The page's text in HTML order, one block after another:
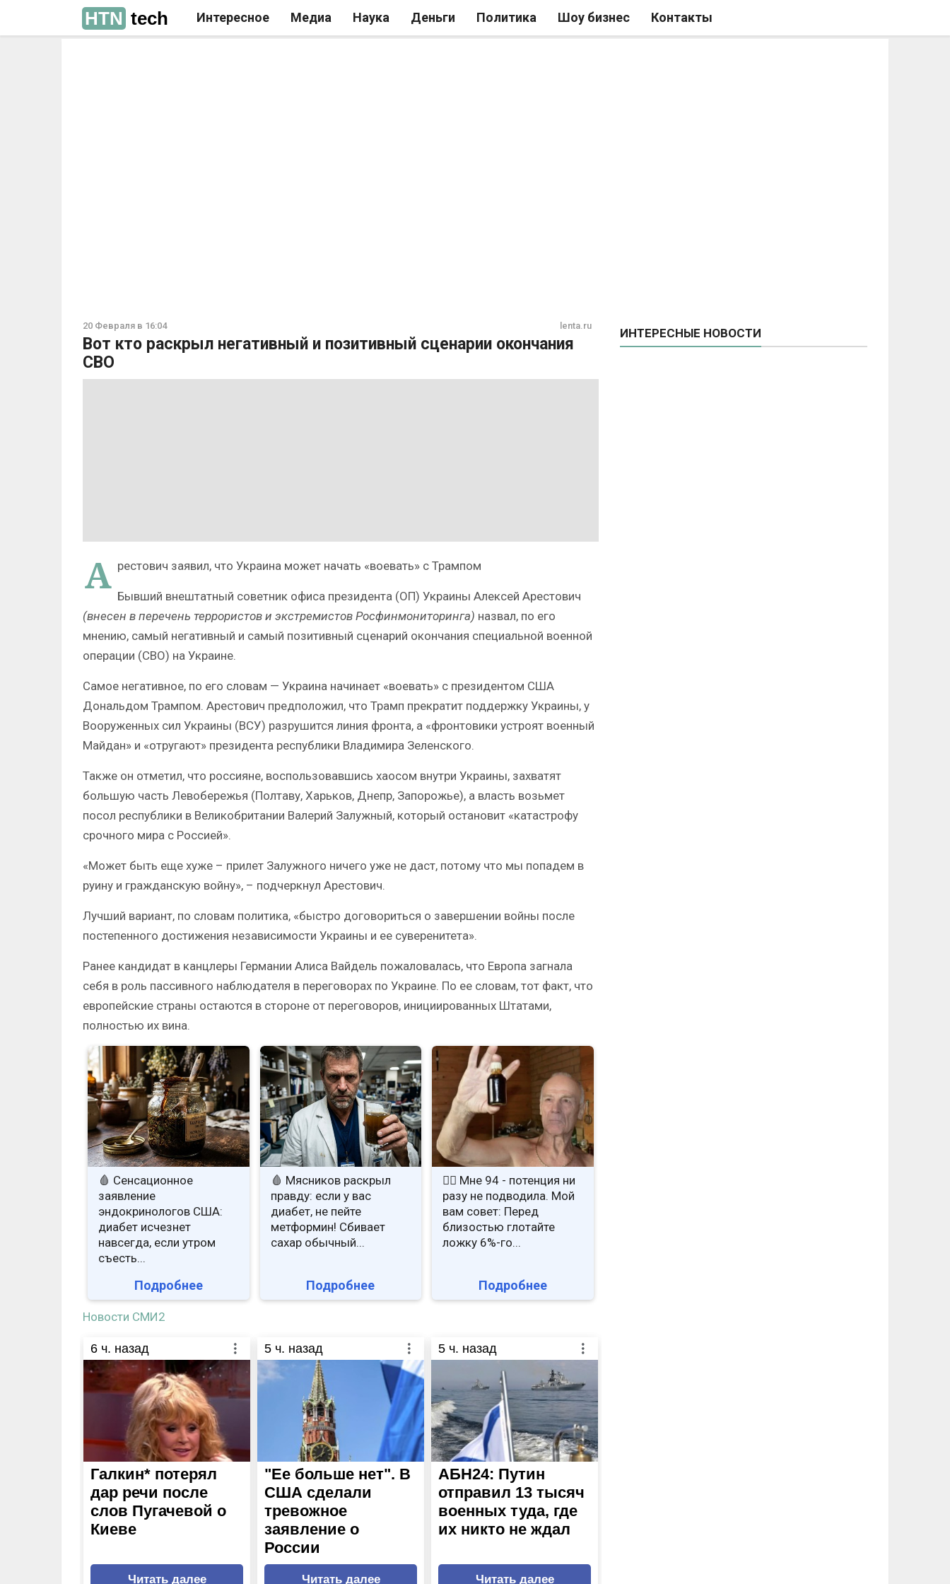
HTN tech Интересное Медиа Наука Деньги Политика Шоу бизнес Контакты
20 Февраля в 16:04 lenta.ru
Вот кто раскрыл негативный и позитивный сценарии окончания
СВО
А рестович заявил, что Украина может начать «воевать» с Трампом
Бывший внештатный советник офиса президента (ОП) Украины Алексей Арестович
(внесен в перечень террористов и экстремистов Росфинмониторинга) назвал, по его
мнению, самый негативный и самый позитивный сценарий окончания специальной военной
операции (СВО) на Украине.
Самое негативное, по его словам — Украина начинает «воевать» с президентом США
Дональдом Трампом. Арестович предположил, что Трамп прекратит поддержку Украины, у
Вооруженных сил Украины (ВСУ) разрушится линия фронта, а «фронтовики устроят военный
Майдан» и «отругают» президента республики Владимира Зеленского.
Также он отметил, что россияне, воспользовавшись хаосом внутри Украины, захватят
большую часть Левобережья (Полтаву, Харьков, Днепр, Запорожье), а власть возьмет
посол республики в Великобритании Валерий Залужный, который остановит «катастрофу
срочного мира с Россией».
«Может быть еще хуже – прилет Залужного ничего уже не даст, потому что мы попадем в
руину и гражданскую войну», – подчеркнул Арестович.
Лучший вариант, по словам политика, «быстро договориться о завершении войны после
постепенного достижения независимости Украины и ее суверенитета».
Ранее кандидат в канцлеры Германии Алиса Вайдель пожаловалась, что Европа загнала
себя в роль пассивного наблюдателя в переговорах по Украине. По ее словам, тот факт, что
европейские страны остаются в стороне от переговоров, инициированных Штатами,
полностью их вина.
🩸 Сенсационное
заявление
эндокринологов США:
диабет исчезнет
навсегда, если утром
съесть...
Подробнее
🩸 Мясников раскрыл
правду: если у вас
диабет, не пейте
метформин! Сбивает
сахар обычный...
Подробнее
❤️‍🔥 Мне 94 - потенция ни
разу не подводила. Мой
вам совет: Перед
близостью глотайте
ложку 6%-го...
Подробнее
Новости СМИ2
6 ч. назад
Галкин* потерял
дар речи после
слов Пугачевой о
Киеве
Читать далее
5 ч. назад
"Ее больше нет". В
США сделали
тревожное
заявление о
России
Читать далее
5 ч. назад
АБН24: Путин
отправил 13 тысяч
военных туда, где
их никто не ждал
Читать далее
ИНТЕРЕСНЫЕ НОВОСТИ